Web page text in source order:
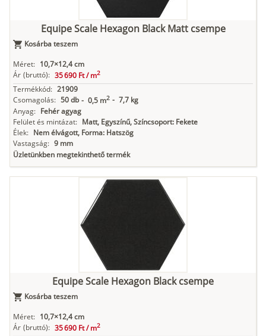
Equipe Scale Hexagon Black Matt csempe
Kosárba teszem
Méret: 10,7×12,4 cm
Ár (bruttó): 35 690 Ft /m2
Termékkód: 21909
Csomagolás: 50 db - 0,5 m2 - 7,7 kg
Anyag: Fehér agyag
Felület és mintázat: Matt, Egyszínű, Színcsoport: Fekete
Élek: Nem élvágott, Forma: Hatszög
Vastagság: 9 mm
Üzletünkben megtekinthető termék
Equipe Scale Hexagon Black csempe
Kosárba teszem
Méret: 10,7×12,4 cm
Ár (bruttó): 35 690 Ft /m2